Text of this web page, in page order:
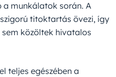
a munkálatok során. A
titoktartás övezi, így
közöltek hivatalos
teljes egészében a